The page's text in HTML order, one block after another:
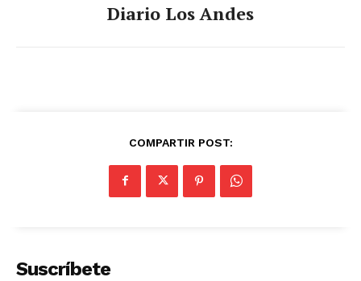
Diario Los Andes
COMPARTIR POST:
Suscríbete